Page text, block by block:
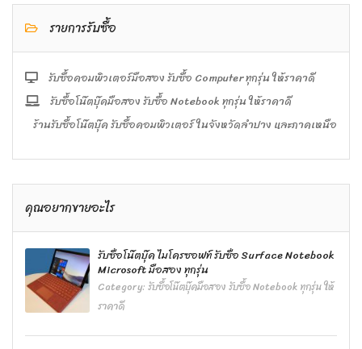
รายการรับซื้อ
รับซื้อคอมพิวเตอร์มือสอง รับซื้อ Computer ทุกรุ่น ให้ราคาดี
รับซื้อโน๊ตบุ๊คมือสอง รับซื้อ Notebook ทุกรุ่น ให้ราคาดี
ร้านรับซื้อโน๊ตบุ๊ค รับซื้อคอมพิวเตอร์ ในจังหวัดลำปาง และภาคเหนือ
คุณอยากขายอะไร
รับซื้อโน๊ตบุ๊ค ไมโครซอฟท์ รับซื้อ Surface Notebook
Microsoft มือสอง ทุกรุ่น
Category:รับซื้อโน๊ตบุ๊คมือสอง รับซื้อ Notebook ทุกรุ่น ให้
ราคาดี